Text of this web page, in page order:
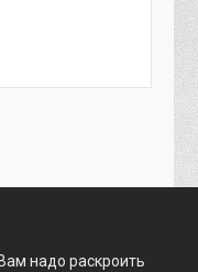
надо раскроить